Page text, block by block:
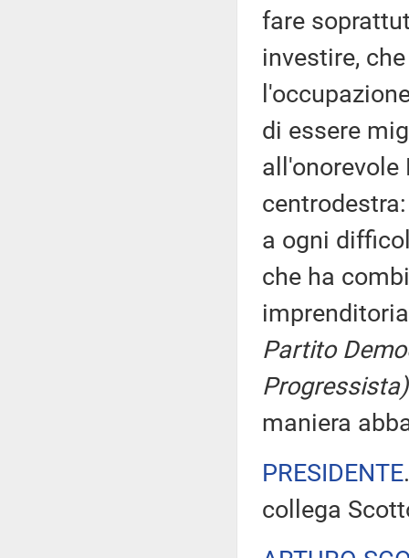
fare
investire,
di essere
a ogni
che ha
Partito
Progressista)
maniera
PRESIDENTE
collega